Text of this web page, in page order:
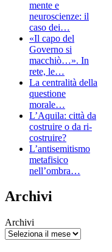
mente e
neuroscienze: il
caso dei…
«Il capo del
Governo si
macchiò…». In
rete, le…
La centralità della
questione
morale…
L’Aquila: città da
costruire o da ri-
costruire?
L’antisemitismo
metafisico
nell’ombra…
Archivi
Archivi